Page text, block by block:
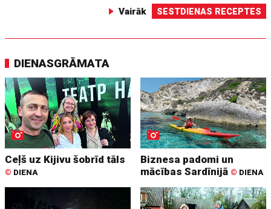
Vairāk SESTDIENAS RECEPTES
DIENASGRĀMATA
Ceļš uz Kijivu šobrīd tāls
© DIENA
Biznesa padomi un
mācības Sardīnijā © DIENA